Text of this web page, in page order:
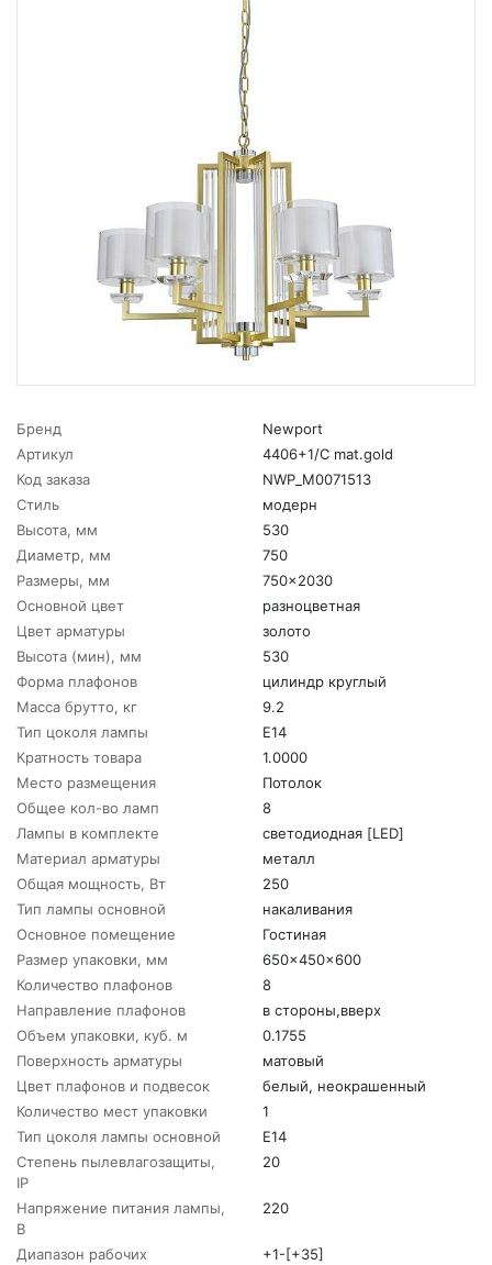
Бренд
Newport
Артикул
4406+1/C mat.gold
Код заказа
NWP_M0071513
Стиль
модерн
Высота, мм
530
Диаметр, мм
750
Размеры, мм
750x2030
Основной цвет
разноцветная
Цвет арматуры
золото
Высота (мин), мм
530
Форма плафонов
цилиндр круглый
Масса брутто, кг
9.2
Тип цоколя лампы
E14
Кратность товара
1.0000
Место размещения
Потолок
Общее кол-во ламп
8
Лампы в комплекте
светодиодная [LED]
Материал арматуры
металл
Общая мощность, Вт
250
Тип лампы основной
накаливания
Основное помещение
Гостиная
Размер упаковки, мм
650x450x600
Количество плафонов
8
Направление плафонов
в стороны,вверх
Объем упаковки, куб. м
0.1755
Поверхность арматуры
матовый
Цвет плафонов и подвесок
белый, неокрашенный
Количество мест упаковки
1
Тип цоколя лампы основной
E14
Степень пылевлагозащиты,
IP
20
Напряжение питания лампы,
В
220
Диапазон рабочих
+1-[+35]